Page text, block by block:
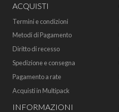
ACQUISTI
Termini e condizioni
Metodi di Pagamento
Diritto di recesso
Spedizione e consegna
Pagamento a rate
Acquisti in Multipack
INFORMAZIONI